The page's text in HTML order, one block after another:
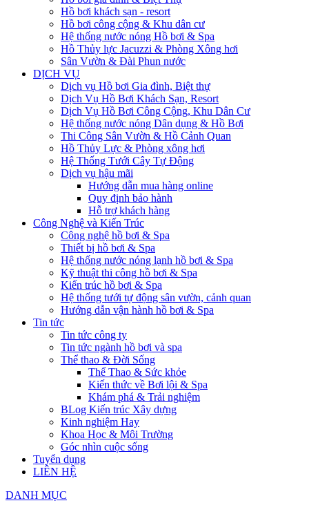
Hồ bơi khách sạn - resort
Hồ bơi công cộng & Khu dân cư
Hệ thống nước nóng Hồ bơi & Spa
Hồ Thủy lực Jacuzzi & Phòng Xông hơi
Sân Vườn & Đài Phun nước
DỊCH VỤ
Dịch vụ Hồ bơi Gia đình, Biệt thự
Dịch Vụ Hồ Bơi Khách Sạn, Resort
Dịch Vụ Hồ Bơi Công Cộng, Khu Dân Cư
Hệ thống nước nóng Dân dụng & Hồ Bơi
Thi Công Sân Vườn & Hồ Cảnh Quan
Hồ Thủy Lực & Phòng xông hơi
Hệ Thống Tưới Cây Tự Động
Dịch vụ hậu mãi
Hướng dẫn mua hàng online
Quy định bảo hành
Hỗ trợ khách hàng
Công Nghệ và Kiến Trúc
Công nghệ hồ bơi & Spa
Thiết bị hồ bơi & Spa
Hệ thống nước nóng lạnh hồ bơi & Spa
Kỹ thuật thi công hồ bơi & Spa
Kiến trúc hồ bơi & Spa
Hệ thống tưới tự động sân vườn, cảnh quan
Hướng dẫn vận hành hồ bơi & Spa
Tin tức
Tin tức công ty
Tin tức ngành hồ bơi và spa
Thể thao & Đời Sống
Thể Thao & Sức khỏe
Kiến thức về Bơi lội & Spa
Khám phá & Trải nghiệm
BLog Kiến trúc Xây dựng
Kinh nghiệm Hay
Khoa Học & Môi Trường
Góc nhìn cuộc sống
Tuyển dụng
LIÊN HỆ
DANH MỤC